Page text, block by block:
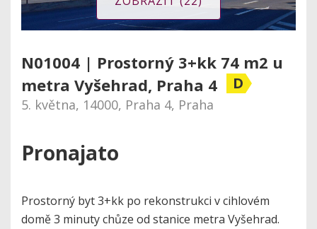
N01004 | Prostorný 3+kk 74 m2 u
metra Vyšehrad, Praha 4
D
5. května, 14000, Praha 4, Praha
Pronajato
Prostorný byt 3+kk po rekonstrukci v cihlovém
domě 3 minuty chůze od stanice metra Vyšehrad.